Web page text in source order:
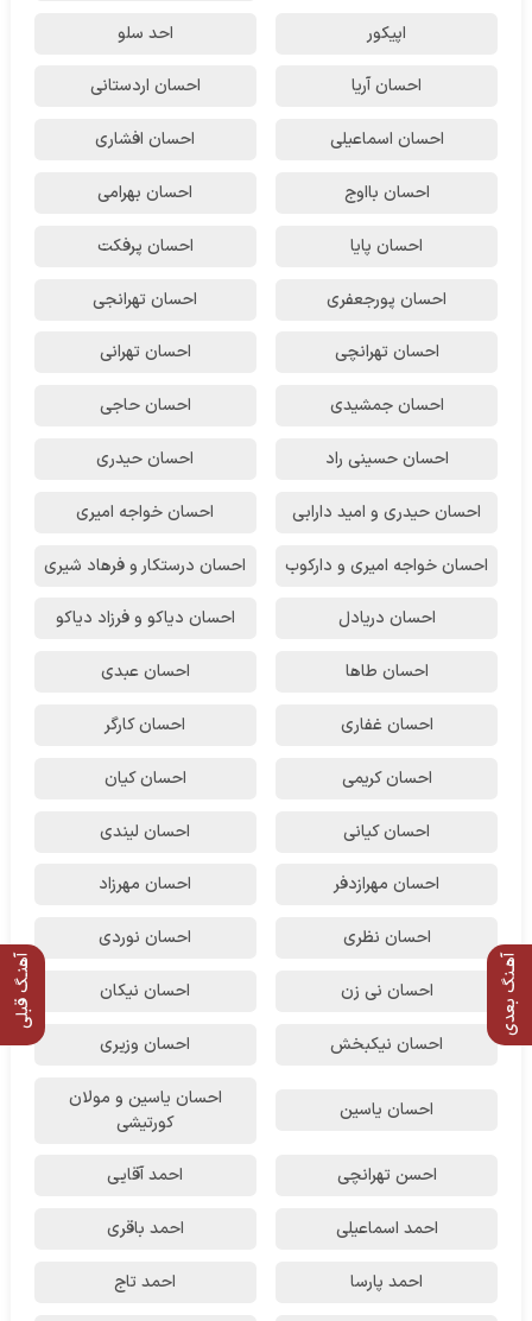
آهنـگ قبلی آهـنگ بعدی
اپیکور احد سلو
احسان آریا احسان اردستانی
احسان اسماعیلی احسان افشاری
احسان بااوج احسان بهرامی
احسان پایا احسان پرفکت
احسان پورجعفری احسان تهرانجی
احسان تهرانچی احسان تهرانی
احسان جمشیدی احسان حاجی
احسان حسینی راد احسان حیدری
احسان حیدری و امید دارابی احسان خواجه امیری
احسان خواجه امیری و دارکوب احسان درستكار و فرهاد شيرى
احسان دریادل احسان دیاکو و فرزاد دیاکو
احسان طاها احسان عبدی
احسان غفاری احسان کارگر
احسان کریمی احسان کیان
احسان کیانی احسان لیندی
احسان مهرازدفر احسان مهرزاد
احسان نظری احسان نوردی
احسان نی زن احسان نیکان
احسان نیکبخش احسان وزیری
احسان یاسین
احسان یاسین و مولان
کورتیشی
احسن تهرانچی احمد آقایی
احمد اسماعیلی احمد باقری
احمد پارسا احمد تاج